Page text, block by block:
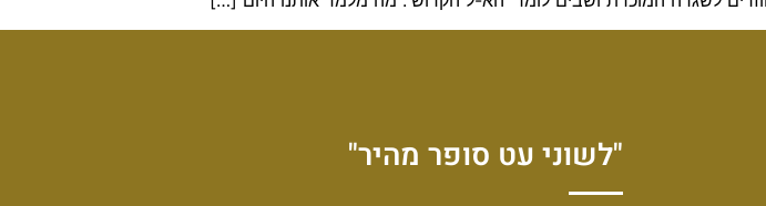
"לשוני עט סופר מהיר"